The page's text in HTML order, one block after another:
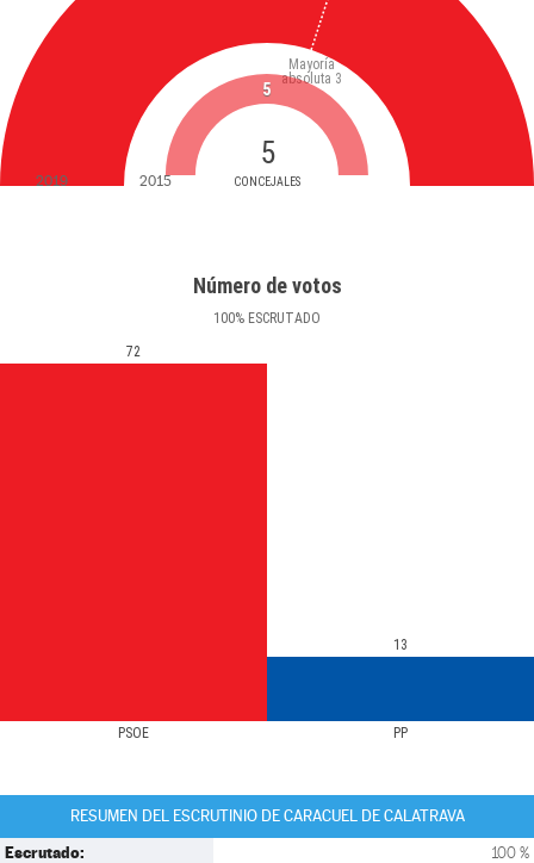
5
CONCEJALES
Mayoría
absoluta 3
5
2019 2015
Número de votos
100% ESCRUTADO
PSOE PP
72
13
RESUMEN DEL ESCRUTINIO DE CARACUEL DE CALATRAVA
Escrutado: 100 %